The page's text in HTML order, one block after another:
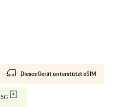
Dieses Gerät unterstützt eSIM
5G